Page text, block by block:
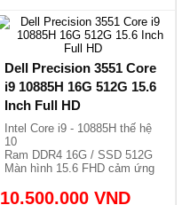
Dell Precision 3551 Core
i9 10885H 16G 512G 15.6
Inch Full HD
Intel Core i9 - 10885H thế hệ
10
Ram DDR4 16G / SSD 512G
Màn hình 15.6 FHD cảm ứng
10.500.000 VND